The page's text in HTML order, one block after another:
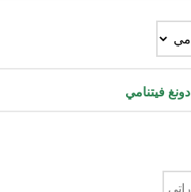
دونغ فيتنامي